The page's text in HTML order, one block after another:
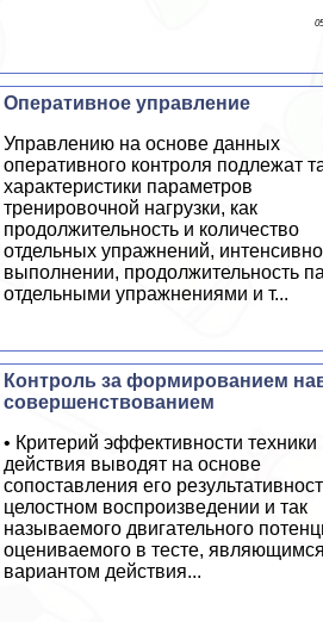
Оперативное управление
Управлению на основе данных
оперативного контроля подлежат
хаpaктеристики параметров
тренировочной нагрузки, как
продолжительность и количество
отдельных упражнений,
выполнении, продолжительность
отдельными упражнениями и т...
Контроль за формированием
совершенствованием
• Критерий эффективности техники
действия выводят на основе
сопоставления его
целостном воспроизведении и так
называемого двигательного
оцениваемого в тесте,
вариантом действия...